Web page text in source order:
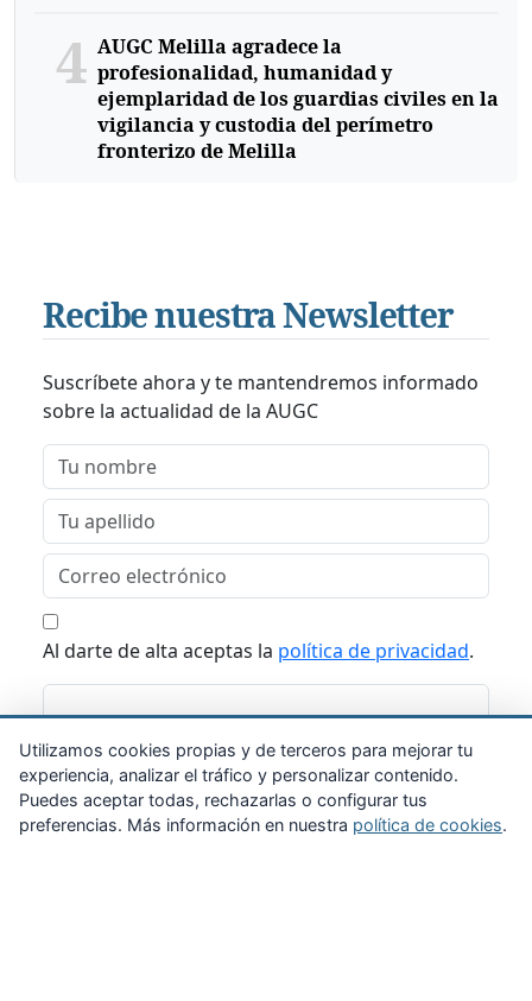
4 AUGC Melilla agradece la
profesionalidad, humanidad y
ejemplaridad de los guardias civiles en la
vigilancia y custodia del perímetro
fronterizo de Melilla
Recibe nuestra Newsletter
Suscríbete ahora y te mantendremos informado
sobre la actualidad de la AUGC
Al darte de alta aceptas la política de privacidad.
Suscribirme
Utilizamos cookies propias y de terceros para mejorar tu
experiencia, analizar el tráfico y personalizar contenido.
Puedes aceptar todas, rechazarlas o configurar tus
preferencias. Más información en nuestra política de cookies.